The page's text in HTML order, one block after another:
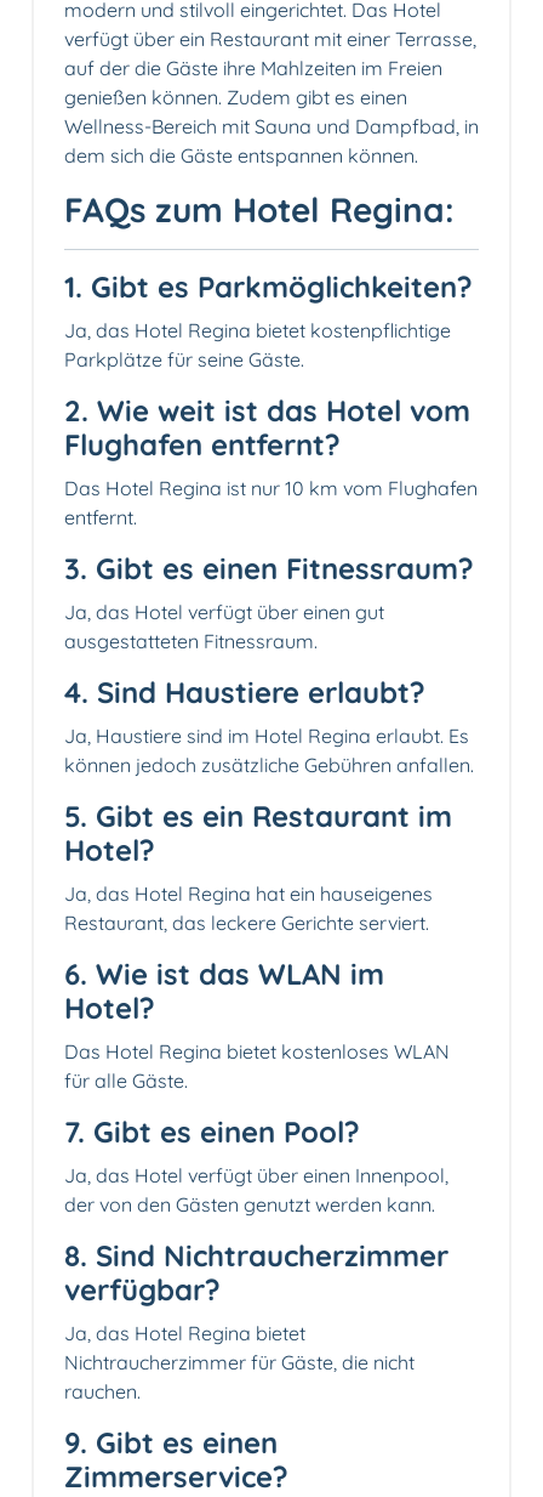
modern und stilvoll eingerichtet. Das Hotel
verfügt über ein Restaurant mit einer Terrasse,
auf der die Gäste ihre Mahlzeiten im Freien
genießen können. Zudem gibt es einen
Wellness-Bereich mit Sauna und Dampfbad, in
dem sich die Gäste entspannen können.
FAQs zum Hotel Regina:
1. Gibt es Parkmöglichkeiten?
Ja, das Hotel Regina bietet kostenpflichtige
Parkplätze für seine Gäste.
2. Wie weit ist das Hotel vom
Flughafen entfernt?
Das Hotel Regina ist nur 10 km vom Flughafen
entfernt.
3. Gibt es einen Fitnessraum?
Ja, das Hotel verfügt über einen gut
ausgestatteten Fitnessraum.
4. Sind Haustiere erlaubt?
Ja, Haustiere sind im Hotel Regina erlaubt. Es
können jedoch zusätzliche Gebühren anfallen.
5. Gibt es ein Restaurant im
Hotel?
Ja, das Hotel Regina hat ein hauseigenes
Restaurant, das leckere Gerichte serviert.
6. Wie ist das WLAN im
Hotel?
Das Hotel Regina bietet kostenloses WLAN
für alle Gäste.
7. Gibt es einen Pool?
Ja, das Hotel verfügt über einen Innenpool,
der von den Gästen genutzt werden kann.
8. Sind Nichtraucherzimmer
verfügbar?
Ja, das Hotel Regina bietet
Nichtraucherzimmer für Gäste, die nicht
rauchen.
9. Gibt es einen
Zimmerservice?